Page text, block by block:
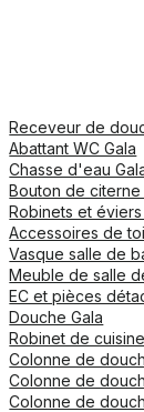
Receveur de
Abattant WC Gala
Chasse d'eau
Bouton de citerne
Robinets et
Accessoires de
Vasque salle de
Meuble de salle
EC et pièces
Douche Gala
Robinet de
Colonne de
Colonne de
Colonne de